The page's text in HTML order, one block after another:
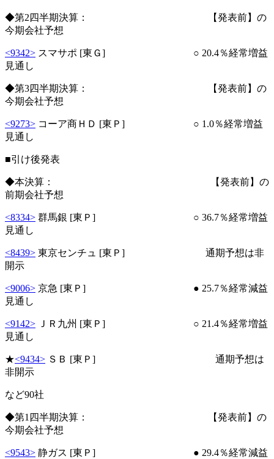
◆第2四半期決算： 【発表前】の
今期会社予想
<9342> スマサポ [東Ｇ] ○ 20.4％経常増益
見通し
◆第3四半期決算： 【発表前】の
今期会社予想
<9273> コーア商ＨＤ [東Ｐ] ○ 1.0％経常増益
見通し
■引け後発表
◆本決算： 【発表前】の
前期会社予想
<8334> 群馬銀 [東Ｐ] ○ 36.7％経常増益
見通し
<8439> 東京センチュ [東Ｐ] 通期予想は非
開示
<9006> 京急 [東Ｐ] ● 25.7％経常減益
見通し
<9142> ＪＲ九州 [東Ｐ] ○ 21.4％経常増益
見通し
★<9434> ＳＢ [東Ｐ] 通期予想は
非開示
など90社
◆第1四半期決算： 【発表前】の
今期会社予想
<9543> 静ガス [東Ｐ] ● 29.4％経常減益